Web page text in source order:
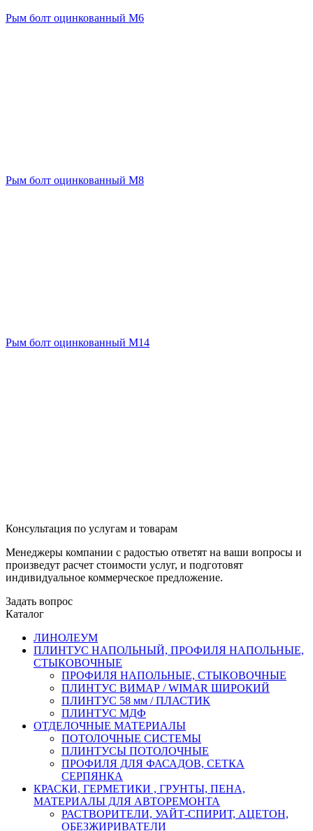
Рым болт оцинкованный М6
Рым болт оцинкованный М8
Рым болт оцинкованный М14
Консультация по услугам и товарам
Менеджеры компании с радостью ответят на ваши вопросы и
произведут расчет стоимости услуг, и подготовят
индивидуальное коммерческое предложение.
Задать вопрос
Каталог
ЛИНОЛЕУМ
ПЛИНТУС НАПОЛЬНЫЙ, ПРОФИЛЯ НАПОЛЬНЫЕ,
СТЫКОВОЧНЫЕ
ПРОФИЛЯ НАПОЛЬНЫЕ, СТЫКОВОЧНЫЕ
ПЛИНТУС ВИМАР / WIMAR ШИРОКИЙ
ПЛИНТУС 58 мм / ПЛАСТИК
ПЛИНТУС МДФ
ОТДЕЛОЧНЫЕ МАТЕРИАЛЫ
ПОТОЛОЧНЫЕ СИСТЕМЫ
ПЛИНТУСЫ ПОТОЛОЧНЫЕ
ПРОФИЛЯ ДЛЯ ФАСАДОВ, СЕТКА
СЕРПЯНКА
КРАСКИ, ГЕРМЕТИКИ , ГРУНТЫ, ПЕНА,
МАТЕРИАЛЫ ДЛЯ АВТОРЕМОНТА
РАСТВОРИТЕЛИ, УАЙТ-СПИРИТ, АЦЕТОН,
ОБЕЗЖИРИВАТЕЛИ